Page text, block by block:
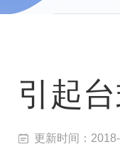
引起
更新时间：